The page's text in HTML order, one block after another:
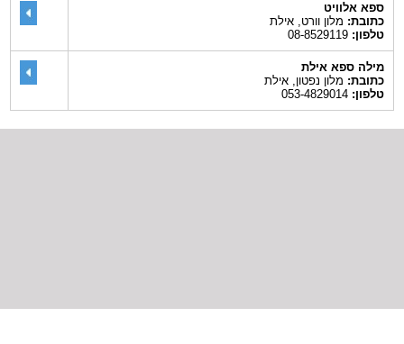
ספא אלוויט
כתובת:מלון וורט, אילת
טלפון:08-8529119
מילה ספא אילת
כתובת:מלון נפטון, אילת
טלפון:053-4829014